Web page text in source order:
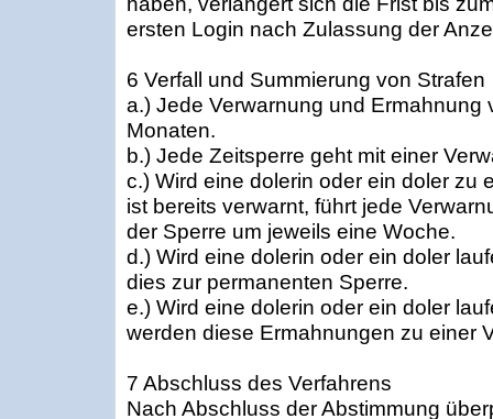
ersten Login nach Zulassung der
6 Verfall und Summierung von Strafen
a.) Jede Verwarnung und Ermahnung
Monaten.
b.) Jede Zeitsperre geht mit einer
c.) Wird eine dolerin oder ein doler zu
ist bereits verwarnt, führt jede
der Sperre um jeweils eine Woche.
d.) Wird eine dolerin oder ein doler
dies zur permanenten Sperre.
e.) Wird eine dolerin oder ein doler
werden diese Ermahnungen zu einer
7 Abschluss des Verfahrens
Nach Abschluss der Abstimmung